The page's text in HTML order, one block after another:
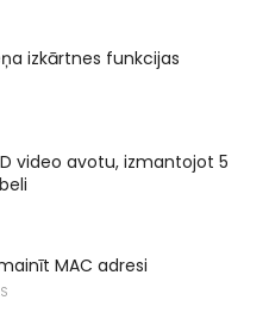
izkārtnes funkcijas
video avotu, izmantojot 5
MAC adresi